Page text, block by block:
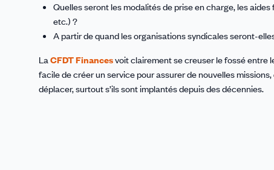
Quelles seront les modalités de prise en charge, les
etc.) ?
A partir de quand les organisations syndicales seront-
LaCFDT Financesvoit clairement se creuser le fossé entre
facile de créer un service pour assurer de nouvelles missions,
déplacer, surtout s’ils sont implantés depuis des décennies.